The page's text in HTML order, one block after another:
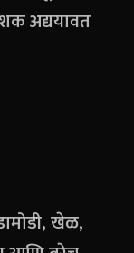
अद्ययावत
खेळ,